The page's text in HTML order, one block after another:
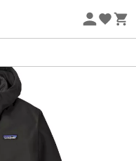
vanaf 2 producten* met